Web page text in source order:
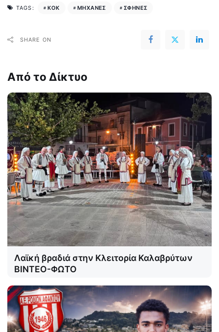
TAGS: ΚΟΚ ΜΗΧΑΝΕΣ ΣΦΗΝΕΣ
SHARE ON
Από το Δίκτυο
Λαϊκή βραδιά στην Κλειτορία Καλαβρύτων
ΒΙΝΤΕΟ-ΦΩΤΟ